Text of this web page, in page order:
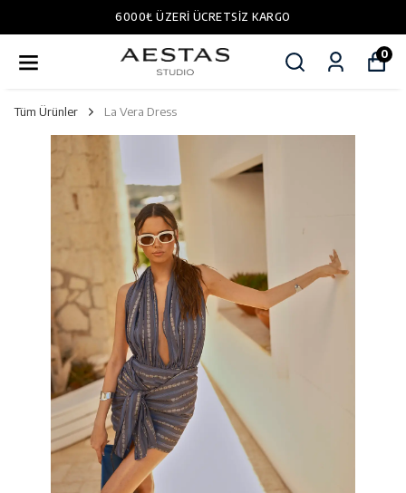
6000₺ ÜZERI ÜCRETSIZ KARGO
0
Tüm Ürünler La Vera Dress